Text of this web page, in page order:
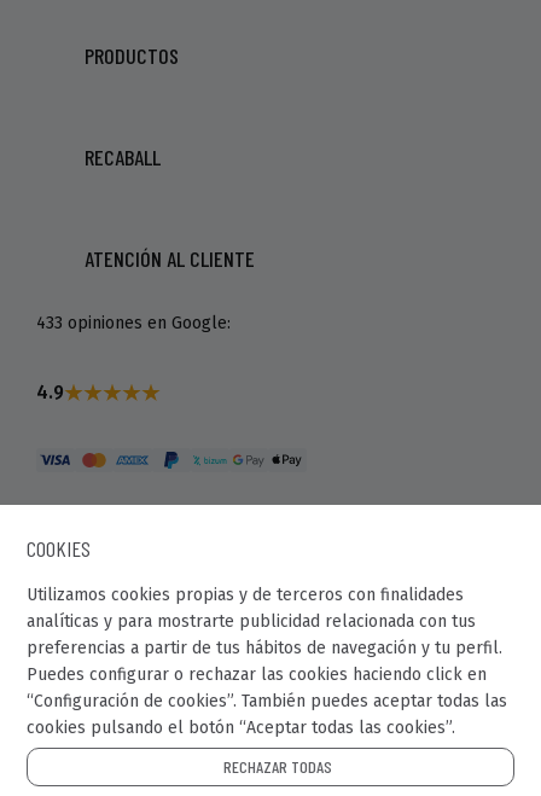
PRODUCTOS
RECABALL
ATENCIÓN AL CLIENTE
433 opiniones en Google:
4.9
© Recaball 2022.
Calle Fragua, 20. Pol. Ind Los Rosales.
28932 - Móstoles (Madrid)
COOKIES
Utilizamos cookies propias y de terceros con finalidades
analíticas y para mostrarte publicidad relacionada con tus
preferencias a partir de tus hábitos de navegación y tu perfil.
Puedes configurar o rechazar las cookies haciendo click en
“Configuración de cookies”. También puedes aceptar todas las
cookies pulsando el botón “Aceptar todas las cookies”.
RECHAZAR TODAS